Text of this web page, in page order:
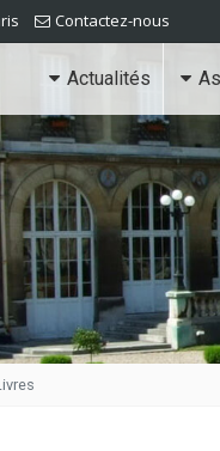
Contactez-nous
Actualités